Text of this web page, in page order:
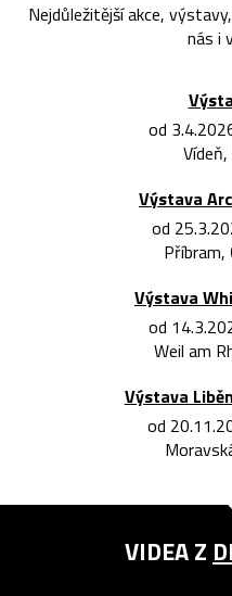
Nejdůležitější akce,
nás i
od
Výstava
od
Příbram,
Výstava
od
Weil am
Výstava
od
VIDEA Z